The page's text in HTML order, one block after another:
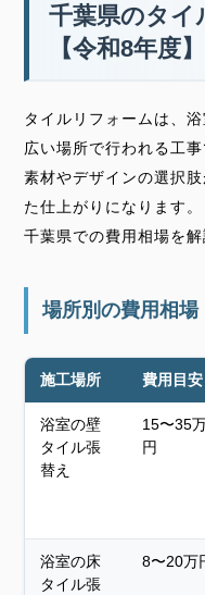
千葉県のタイ
【令和8年度】
タイルリフォームは、
広い場所で行われる工事
素材やデザインの選択
た仕上がりになります。
千葉県での費用相場を解
場所別の費用相場
施工場所 費用目安
浴室の壁
タイル張
替え
15〜35
円
浴室の床
タイル張
8〜20万